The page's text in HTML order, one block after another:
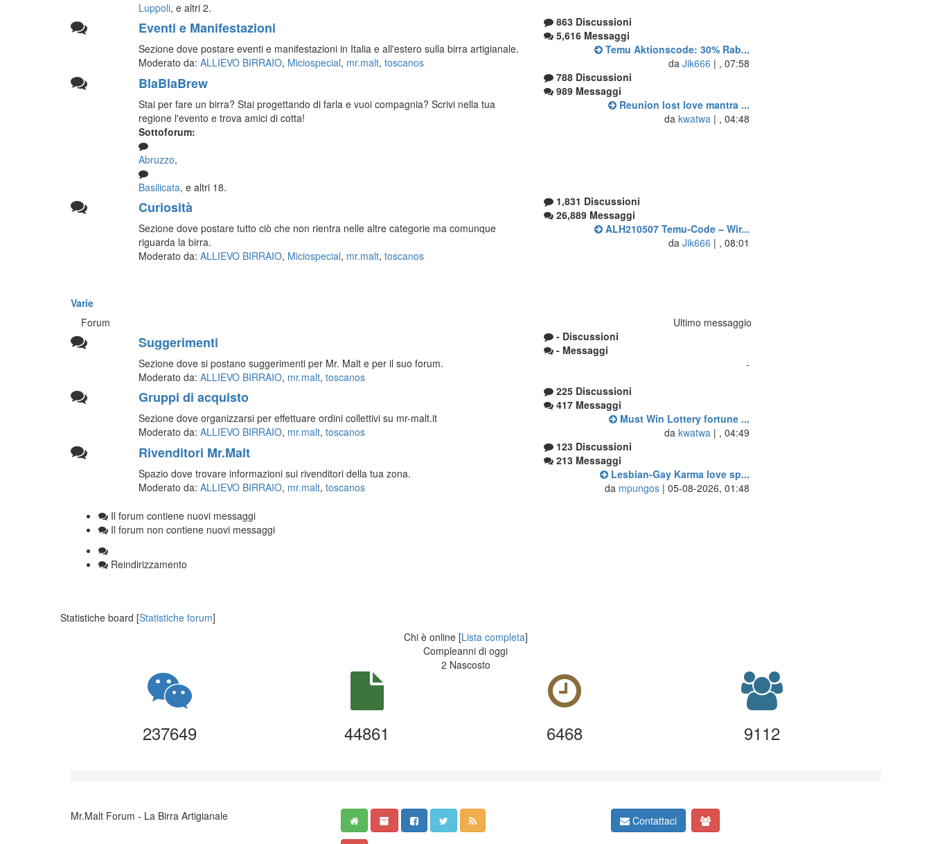
Luppoli, e altri 2.
Eventi e Manifestazioni
Sezione dove postare eventi e manifestazioni in Italia e all'estero sulla birra artigianale.
Moderato da: ALLIEVO BIRRAIO, Miciospecial, mr.malt, toscanos
863 Discussioni
5,616 Messaggi
Temu Aktionscode: 30% Rab...
da Jik666 | , 07:58
BlaBlaBrew
Stai per fare un birra? Stai progettando di farla e vuoi compagnia? Scrivi nella tua
regione l'evento e trova amici di cotta!
Sottoforum:
Abruzzo,
Basilicata, e altri 18.
788 Discussioni
989 Messaggi
Reunion lost love mantra ...
da kwatwa | , 04:48
Curiosità
Sezione dove postare tutto ciò che non rientra nelle altre categorie ma comunque
riguarda la birra.
Moderato da: ALLIEVO BIRRAIO, Miciospecial, mr.malt, toscanos
1,831 Discussioni
26,889 Messaggi
ALH210507 Temu-Code – Wir...
da Jik666 | , 08:01
Varie
Forum
Ultimo messaggio
Suggerimenti
Sezione dove si postano suggerimenti per Mr. Malt e per il suo forum.
Moderato da: ALLIEVO BIRRAIO, mr.malt, toscanos
- Discussioni
- Messaggi
-
Gruppi di acquisto
Sezione dove organizzarsi per effettuare ordini collettivi su mr-malt.it
Moderato da: ALLIEVO BIRRAIO, mr.malt, toscanos
225 Discussioni
417 Messaggi
Must Win Lottery fortune ...
da kwatwa | , 04:49
Rivenditori Mr.Malt
Spazio dove trovare informazioni sui rivenditori della tua zona.
Moderato da: ALLIEVO BIRRAIO, mr.malt, toscanos
123 Discussioni
213 Messaggi
Lesbian-Gay Karma love sp...
da mpungos | 05-08-2026, 01:48
Il forum contiene nuovi messaggi
Il forum non contiene nuovi messaggi
Reindirizzamento
Statistiche board [Statistiche forum]
Chi è online [Lista completa]
Compleanni di oggi
2 Nascosto
237649 44861 6468 9112
Mr.Malt Forum - La Birra Artigianale Contattaci